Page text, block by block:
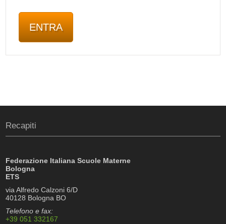
Recapiti
Federazione Italiana Scuole Materne
Bologna
ETS
via Alfredo Calzoni 6/D
40128 Bologna BO
Telefono e fax:
+39 051 332167